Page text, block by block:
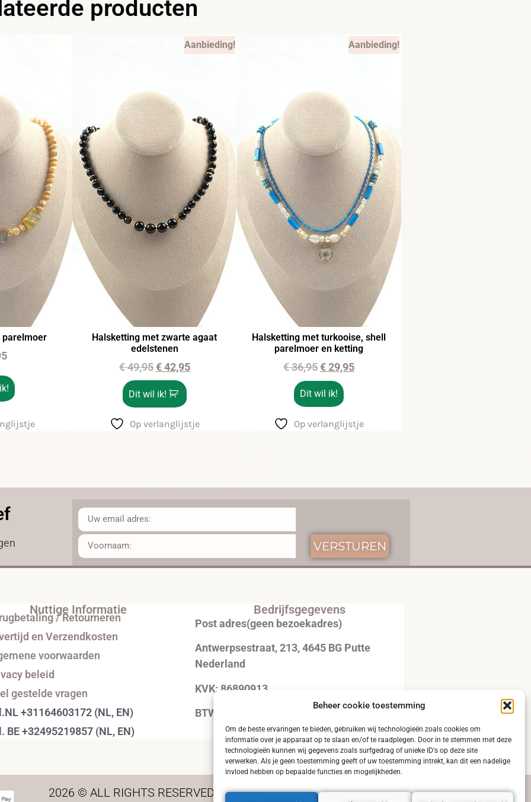
Beheer cookie toestemming
Om de beste ervaringen te bieden, gebruiken wij technologieën zoals cookies om
informatie over je apparaat op te slaan en/of te raadplegen. Door in te stemmen met deze
technologieën kunnen wij gegevens zoals surfgedrag of unieke ID's op deze site
verwerken. Als je geen toestemming geeft of uw toestemming intrekt, kan dit een nadelige
invloed hebben op bepaalde functies en mogelijkheden.
producten
parelmoer
Aanbieding!
Halsketting met zwarte agaat
edelstenen
€49,95 €42,95
Dit wil ik!
Op verlanglijstje
Aanbieding!
Halsketting met turkooise, shell
parelmoer en ketting
€36,95 €29,95
Dit wil ik!
Op verlanglijstje
VERSTUREN
Nuttige Informatie
/ Retourneren
en Verzendkosten
voorwaarden
beleid
gestelde vragen
+31164603172 (NL, EN)
BE +32495219857 (NL, EN)
Bedrijfsgegevens
Post adres(geen bezoekadres)
Antwerpsestraat, 213, 4645 BG Putte
Nederland
KVK: 86890913
BTW: NL004320792B51
2026 © ALL RIGHTS RESERVED.